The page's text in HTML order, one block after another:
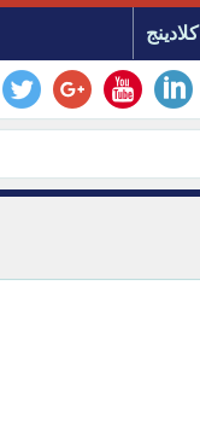
كلادينج